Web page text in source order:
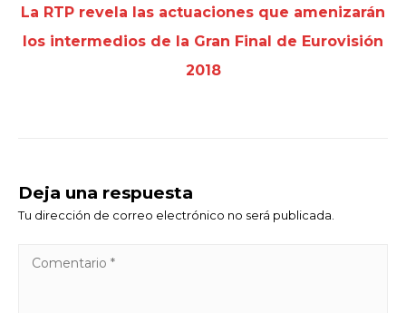
La RTP revela las actuaciones que amenizarán
los intermedios de la Gran Final de Eurovisión
2018
Deja una respuesta
Tu dirección de correo electrónico no será publicada.